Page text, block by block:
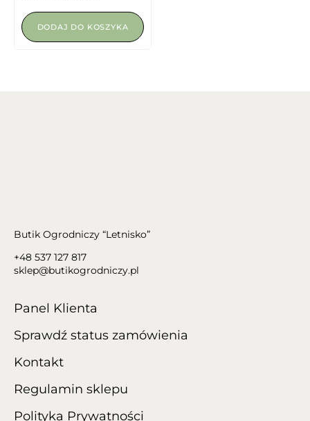
DODAJ DO KOSZYKA
Butik Ogrodniczy “Letnisko”
+48 537 127 817
sklep@butikogrodniczy.pl
Panel Klienta
Sprawdź status zamówienia
Kontakt
Regulamin sklepu
Polityka Prywatności